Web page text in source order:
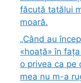
făcută tatălui
moară.
„Când au
«hoață» în
o privea ca pe
mea nu m-a